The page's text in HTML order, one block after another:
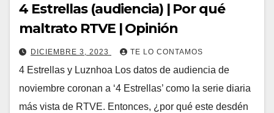
4 Estrellas (audiencia) | Por qué
maltrato RTVE | Opinión
DICIEMBRE 3, 2023 TE LO CONTAMOS
4 Estrellas y Luznhoa Los datos de audiencia de
noviembre coronan a ‘4 Estrellas’ como la serie diaria
más vista de RTVE. Entonces, ¿por qué este desdén